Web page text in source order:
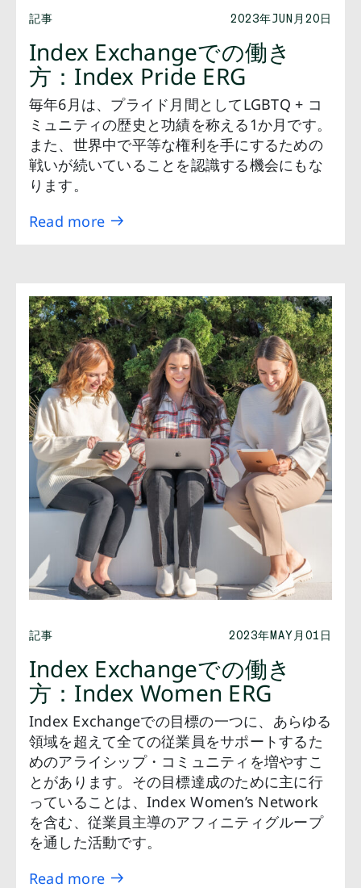
記事 2023年JUN月20日
Index Exchangeでの働き
方：Index Pride ERG
毎年6月は、プライド月間としてLGBTQ + コ
ミュニティの歴史と功績を称える1か月です。
また、世界中で平等な権利を手にするための
戦いが続いていることを認識する機会にもな
ります。
Read more
記事 2023年MAY月01日
Index Exchangeでの働き
方：Index Women ERG
Index Exchangeでの目標の一つに、あらゆる
領域を超えて全ての従業員をサポートするた
めのアライシップ・コミュニティを増やすこ
とがあります。その目標達成のために主に行
っていることは、Index Women’s Network
を含む、従業員主導のアフィニティグループ
を通した活動です。
Read more